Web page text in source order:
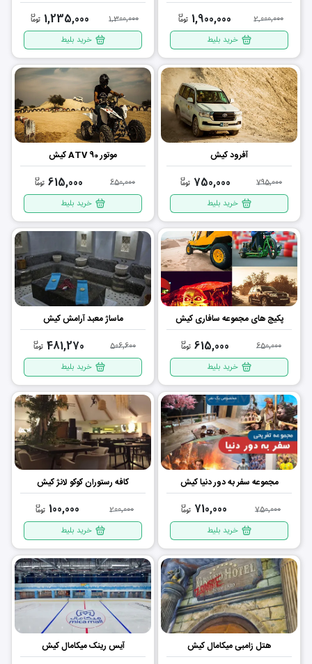
2,000,000
1,900,000
خرید بلیط
1,300,000
1,235,000
خرید بلیط
آفرود کیش
795,000
750,000
خرید بلیط
موتور ATV 90 کیش
650,000
615,000
خرید بلیط
پکیج های مجموعه سافاری کیش
650,000
615,000
خرید بلیط
ماساژ معبد آرامش کیش
506,600
481,270
خرید بلیط
مجموعه سفر به دور دنیا کیش
750,000
710,000
خرید بلیط
کافه رستوران کوکو لانژ کیش
200,000
100,000
خرید بلیط
هتل زامبی میکامال کیش آیس رینک میکامال کیش